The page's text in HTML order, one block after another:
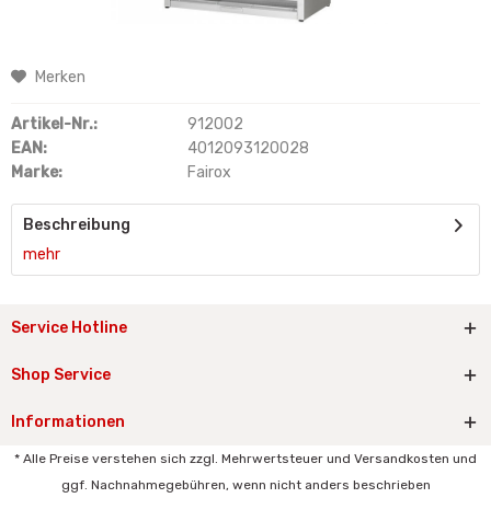
Merken
Artikel-Nr.:
912002
EAN:
4012093120028
Marke:
Fairox
Beschreibung
mehr
Service Hotline
Shop Service
Informationen
* Alle Preise verstehen sich zzgl. Mehrwertsteuer und Versandkosten und
ggf. Nachnahmegebühren, wenn nicht anders beschrieben